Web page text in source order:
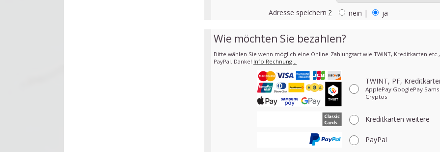
Adresse speichern ? nein | ja
Wie möchten Sie bezahlen?
Bitte wählen Sie wenn möglich eine Online-Zahlungsart wie TWINT, Kreditkarten
PayPal. Danke! Info Rechnung…
TWINT, PF,
ApplePay GooglePay
Cryptos
Kreditkarten weitere
PayPal